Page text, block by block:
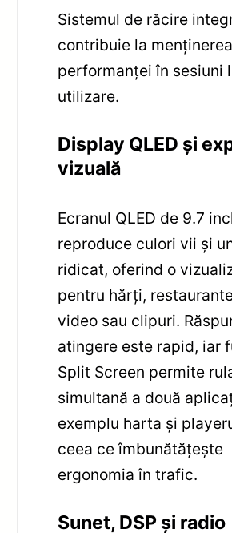
Sistemul de răcire
contribuie la menținerea
performanței în sesiuni
utilizare.
Display QLED și
vizuală
Ecranul QLED de 9.7
reproduce culori vii și
ridicat, oferind o
pentru hărți,
video sau clipuri.
atingere este rapid, iar
Split Screen permite
simultană a două
exemplu harta și
ceea ce îmbunătățește
ergonomia în trafic.
Sunet, DSP și radio